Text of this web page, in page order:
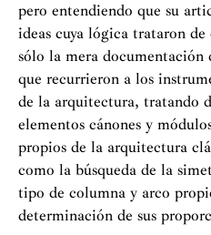
pero entendiendo que su
ideas cuya lógica trataron de
sólo la mera documentación
que recurrieron a los
de la arquitectura, tratando
elementos cánones y
propios de la arquitectura
como la búsqueda de la
tipo de columna y arco
determinación de sus